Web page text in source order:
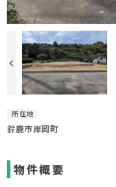
所在地
鈴鹿市岸岡町
物件概要